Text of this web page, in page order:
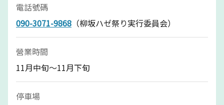
電話號碼
090-3071-9868 （柳坂ハゼ祭り実行委員会）
營業時間
11月中旬～11月下旬
停車場